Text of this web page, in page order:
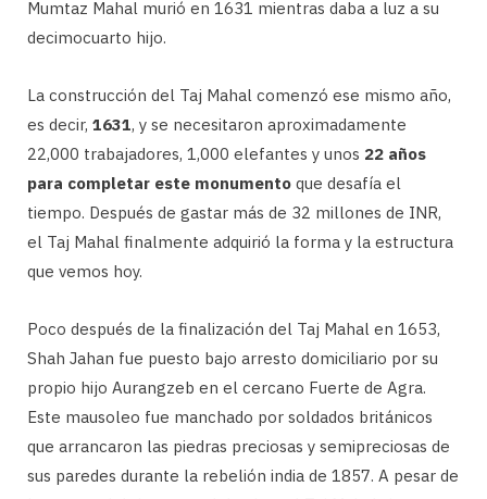
Mumtaz Mahal murió en 1631 mientras daba a luz a su
decimocuarto hijo.
La construcción del Taj Mahal comenzó ese mismo año,
es decir, 1631, y se necesitaron aproximadamente
22,000 trabajadores, 1,000 elefantes y unos 22 años
para completar este monumento que desafía el
tiempo. Después de gastar más de 32 millones de INR,
el Taj Mahal finalmente adquirió la forma y la estructura
que vemos hoy.
Poco después de la finalización del Taj Mahal en 1653,
Shah Jahan fue puesto bajo arresto domiciliario por su
propio hijo Aurangzeb en el cercano Fuerte de Agra.
Este mausoleo fue manchado por soldados británicos
que arrancaron las piedras preciosas y semipreciosas de
sus paredes durante la rebelión india de 1857. A pesar de